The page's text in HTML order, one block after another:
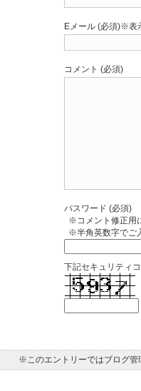
Eメール (必須)※表
コメント (必須)
パスワード (必須)
※コメント修正用
※半角英数字でご
下記セキュリティ
※このエントリーではブログ管